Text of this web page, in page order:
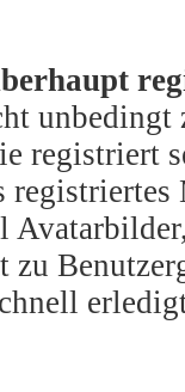
registriert